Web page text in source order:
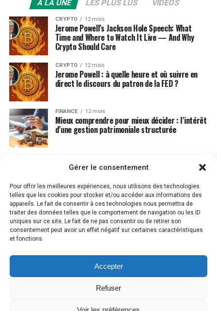
Gérer le consentement
Pour offrir les meilleures expériences, nous utilisons des technologies
telles que les cookies pour stocker et/ou accéder aux informations des
appareils. Le fait de consentir à ces technologies nous permettra de
traiter des données telles que le comportement de navigation ou les ID
uniques sur ce site. Le fait de ne pas consentir ou de retirer son
consentement peut avoir un effet négatif sur certaines caractéristiques
et fonctions.
Accepter
Refuser
A LA UNE LES PLUS LUS VIDEOS
CRYPTO 12 mois
Jerome Powell’s Jackson Hole Speech: What
Time and Where to Watch It Live — And Why
Crypto Should Care
CRYPTO 12 mois
Jerome Powell : à quelle heure et où suivre en
direct le discours du patron de la FED ?
FINANCE 12 mois
Mieux comprendre pour mieux décider : l’intérêt
d’une gestion patrimoniale structurée
MENTIONS LÉGALES PLAN DU SITE
CONTACT
POLITIQUE DE COOKIES (UE)